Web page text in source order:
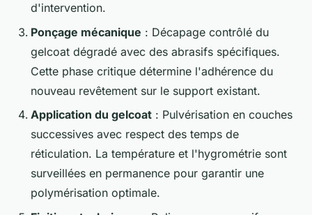
d'intervention.
Ponçage mécanique : Décapage contrôlé du
gelcoat dégradé avec des abrasifs spécifiques.
Cette phase critique détermine l'adhérence du
nouveau revêtement sur le support existant.
Application du gelcoat : Pulvérisation en couches
successives avec respect des temps de
réticulation. La température et l'hygrométrie sont
surveillées en permanence pour garantir une
polymérisation optimale.